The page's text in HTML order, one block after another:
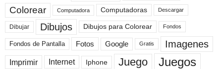
Colorear Computadora Computadoras Descargar
Dibujar Dibujos Dibujos para Colorear Fondos
Fondos de Pantalla Fotos Google Gratis Imagenes
Imprimir Internet Iphone Juego Juegos